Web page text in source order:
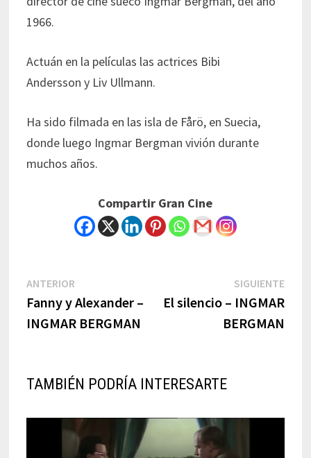
1966.
Actuán en la películas las actrices Bibi
Andersson y Liv Ullmann.
Ha sido filmada en las isla de Fårö, en Suecia,
donde luego Ingmar Bergman vivión durante
muchos años.
Compartir Gran Cine
Navegación
de
ANTERIOR
post:
Fanny y Alexander –
INGMAR BERGMAN
SIGUIENTENext
post:
El silencio – INGMAR
BERGMAN
TAMBIÉN PODRÍA INTERESARTE